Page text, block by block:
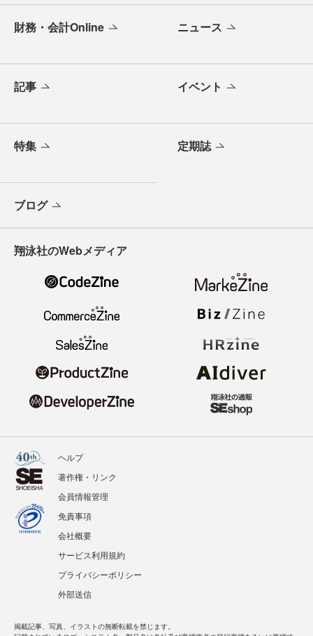
財務・会計Online ニュース
記事 イベント
特集 定期誌
ブログ
翔泳社のWebメディア
ヘルプ
著作権・リンク
会員情報管理
免責事項
会社概要
サービス利用規約
プライバシーポリシー
外部送信
掲載記事、写真、イラストの無断転載を禁じます。